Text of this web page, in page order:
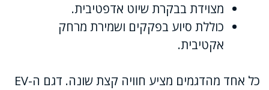
מצוידת בבקרת שיוט אדפטיבית.
כוללת סיוע בפקקים ושמירת מרחק
אקטיבית.
כל אחד מהדגמים מציע חוויה קצת שונה. דגם ה-EV